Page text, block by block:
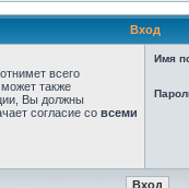
Вход
всего
также
Вы должны
согласие со всеми
Имя